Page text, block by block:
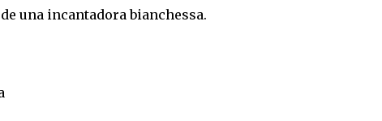
una incantadora bianchessa.